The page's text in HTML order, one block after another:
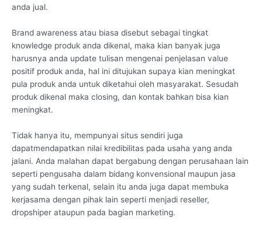
anda jual.
Brand awareness atau biasa disebut sebagai tingkat
knowledge produk anda dikenal, maka kian banyak juga
harusnya anda update tulisan mengenai penjelasan value
positif produk anda, hal ini ditujukan supaya kian meningkat
pula produk anda untuk diketahui oleh masyarakat. Sesudah
produk dikenal maka closing, dan kontak bahkan bisa kian
meningkat.
Tidak hanya itu, mempunyai situs sendiri juga
dapatmendapatkan nilai kredibilitas pada usaha yang anda
jalani. Anda malahan dapat bergabung dengan perusahaan lain
seperti pengusaha dalam bidang konvensional maupun jasa
yang sudah terkenal, selain itu anda juga dapat membuka
kerjasama dengan pihak lain seperti menjadi reseller,
dropshiper ataupun pada bagian marketing.